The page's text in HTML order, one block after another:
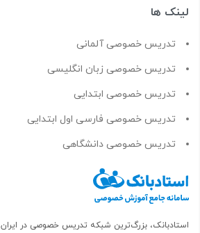
لینک ها
تدریس خصوصی آلمانی
تدریس خصوصی زبان انگلیسی
تدریس خصوصی ابتدایی
تدریس خصوصی فارسی اول ابتدایی
تدریس خصوصی دانشگاهی
استادبانک، بزرگ‌ترین شبکه تدریس خصوصی در ایران